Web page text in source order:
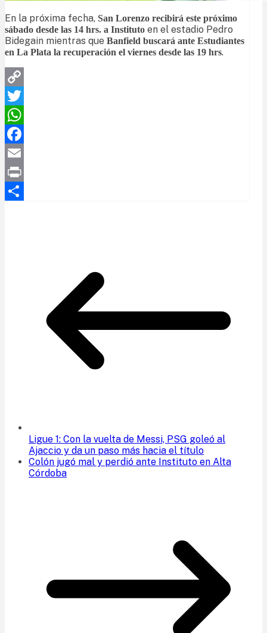
En la próxima fecha, San Lorenzo recibirá este próximo
sábado desde las 14 hrs. a Instituto en el estadio Pedro
Bidegain mientras que Banfield buscará ante Estudiantes
en La Plata la recuperación el viernes desde las 19 hrs.
Copy
Link
Twitter
WhatsApp
Facebook
Email
Print
Ligue 1: Con la vuelta de Messi, PSG goleó al
Ajaccio y da un paso más hacia el título
Colón jugó mal y perdió ante Instituto en Alta
Córdoba